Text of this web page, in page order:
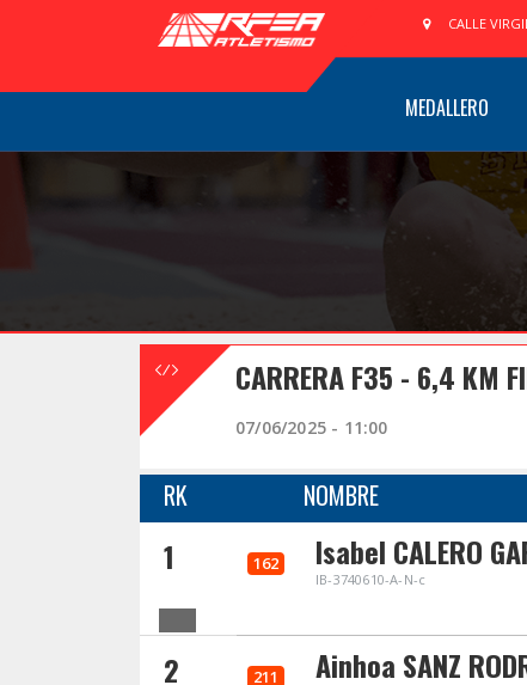
CALLE
MEDALLERO
CARRERA F35 - 6,4 KM
07/06/2025 - 11:00
RK NOMBRE
1 162 Isabel CALERO
IB-3740610-A-N-c
2 211 Ainhoa SANZ